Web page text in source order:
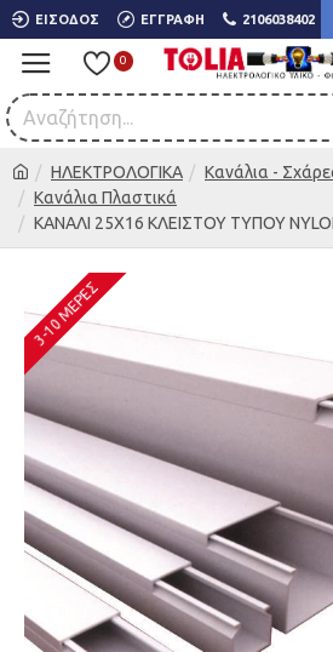
ΕΊΣΟΔΟΣ ΕΓΓΡΑΦΉ 2106038402
0
ΗΛΕΚΤΡΟΛΟΓΙΚΑ
Κανάλια -
Κανάλια Πλαστικά
ΚΑΝΑΛΙ 25X16 ΚΛΕΙΣΤΟΥ ΤΥΠΟΥ
3-10 ΜΈΡΕΣ